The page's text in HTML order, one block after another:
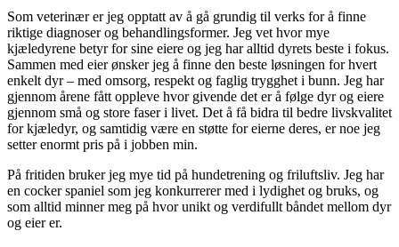
Som veterinær er jeg opptatt av å gå grundig til verks for å finne
riktige diagnoser og behandlingsformer. Jeg vet hvor mye
kjæledyrene betyr for sine eiere og jeg har alltid dyrets beste i fokus.
Sammen med eier ønsker jeg å finne den beste løsningen for hvert
enkelt dyr – med omsorg, respekt og faglig trygghet i bunn. Jeg har
gjennom årene fått oppleve hvor givende det er å følge dyr og eiere
gjennom små og store faser i livet. Det å få bidra til bedre livskvalitet
for kjæledyr, og samtidig være en støtte for eierne deres, er noe jeg
setter enormt pris på i jobben min.
På fritiden bruker jeg mye tid på hundetrening og friluftsliv. Jeg har
en cocker spaniel som jeg konkurrerer med i lydighet og bruks, og
som alltid minner meg på hvor unikt og verdifullt båndet mellom dyr
og eier er.